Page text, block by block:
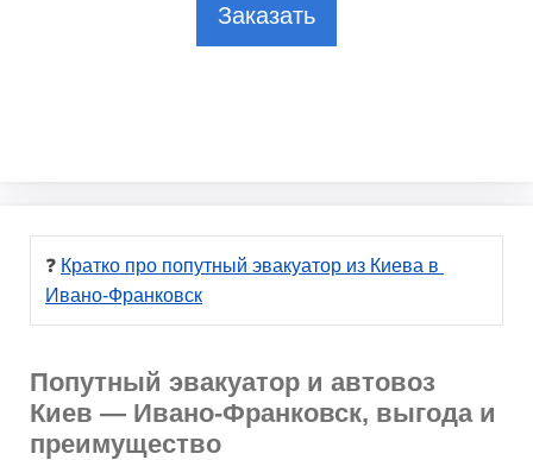
Заказать
❓ Кратко про попутный эвакуатор из Киева в
Ивано-Франковск
Попутный эвакуатор и автовоз
Киев — Ивано-Франковск, выгода и
преимущество